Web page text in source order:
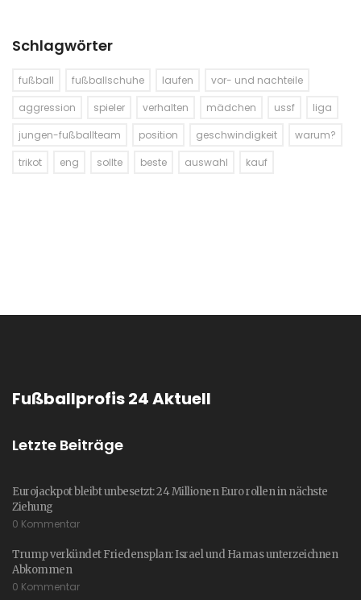
Schlagwörter
fußball fußballschuhe laufen
vor- und nachteile
aggression
spieler verhalten mädchen ussf
liga
jungen-fußballteam
position geschwindigkeit
warum?
trikot
eng sollte beste auswahl kauf
Fußballprofis 24 Aktuell
Letzte Beiträge
Eurojackpot bleibt unbesetzt: 24 Millionen Euro rollen in nächste
Ziehung
0 Kommentar
Trump verkündet Friedensplan: Israel und Hamas unterzeichnen
Abkommen
0 Kommentar